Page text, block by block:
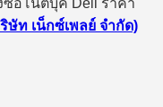
ซื้อโน๊ตบุ๊ค Dell ราคา
ษัท เน็กซ์เพลย์ จำกัด)